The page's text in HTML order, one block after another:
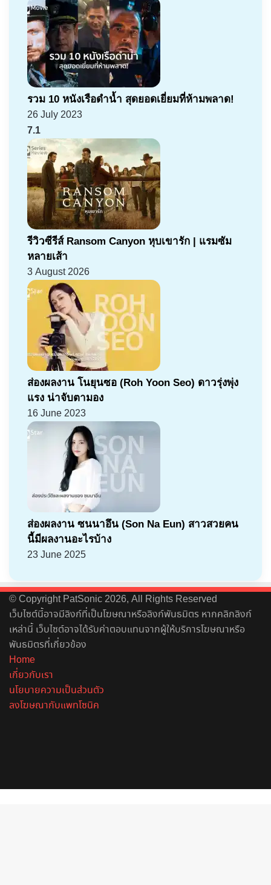
รวม 10 หนังเรือดำน้ำ สุดยอดเยี่ยมที่ห้ามพลาด!
26 July 2023
7.1
รีวิวซีรีส์ Ransom Canyon หุบเขารัก | แรมซัม
หลายเส้า
3 August 2026
ส่องผลงาน โนยุนซอ (Roh Yoon Seo) ดาวรุ่งพุ่ง
แรง น่าจับตามอง
16 June 2023
ส่องผลงาน ซนนาอึน (Son Na Eun) สาวสวยคน
นี้มีผลงานอะไรบ้าง
23 June 2025
© Copyright PatSonic 2026, All Rights Reserved
เว็บไซต์นี้อาจมีลิงก์ที่เป็นโฆษณาหรือลิงก์พันธมิตร หากคลิกลิงก์
เหล่านี้ เว็บไซต์อาจได้รับค่าตอบแทนจากผู้ให้บริการโฆษณาหรือ
พันธมิตรที่เกี่ยวข้อง
Home
เกี่ยวกับเรา
นโยบายความเป็นส่วนตัว
ลงโฆษณากับแพทโซนิค